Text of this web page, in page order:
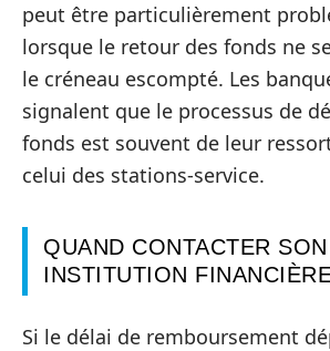
peut être particulièrement
lorsque le retour des fonds ne
le créneau escompté. Les
signalent que le processus de
fonds est souvent de leur
celui des stations-service.
QUAND CONTACTER SON
INSTITUTION
Si le délai de remboursement